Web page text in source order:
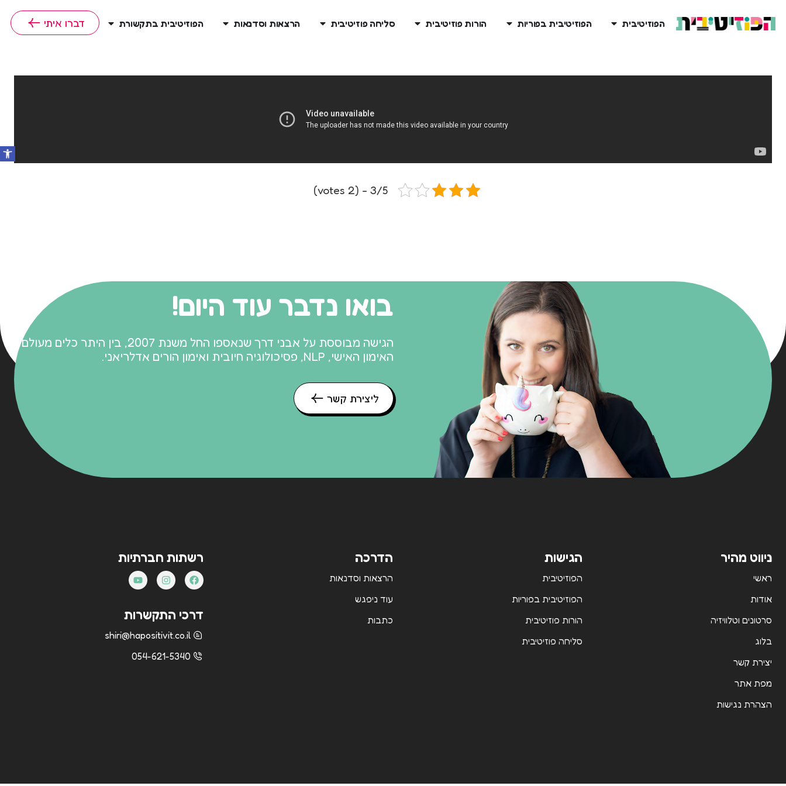
הפוזיטיבית הפוזיטיבית בפוריות הורות פוזיטיבית סליחה פוזיטיבית הרצאות וסדנאות הפוזיטיבית בתקשורת דברו איתי
3/5 - (2 votes)
בואו נדבר עוד היום!
הגישה מבוססת על אבני דרך שנאספו החל משנת 2007, בין היתר כלים מעולם
האימון האישי, NLP, פסיכולוגיה חיובית ואימון הורים אדלריאני.
ליצירת קשר
ניווט מהיר
ראשי
אודות
סרטונים וטלוויזיה
בלוג
יצירת קשר
מפת אתר
הצהרת נגישות
הגישות
הפוזיטיבית
הפוזיטיבית בפוריות
הורות פוזיטיבית
סליחה פוזיטיבית
הדרכה
הרצאות וסדנאות
עוד ניפגש
כתבות
רשתות חברתיות
דרכי התקשרות
shiri@hapositivit.co.il
054-621-5340